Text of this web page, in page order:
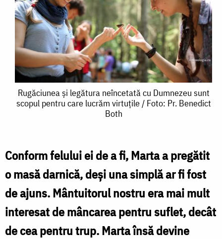
Rugăciunea
și
cu
Dumnezeu
sunt
scopul
pentru
Rugăciunea și legătura neîncetată cu Dumnezeu sunt
scopul pentru care lucrăm virtuțile / Foto: Pr. Benedict
Both
Conform felului ei de a fi, Marta a pregătit
o masă darnică, deși una simplă ar fi fost
de ajuns. Mântuitorul nostru era mai mult
interesat de mâncarea pentru suflet, decât
de cea pentru trup. Marta însă devine